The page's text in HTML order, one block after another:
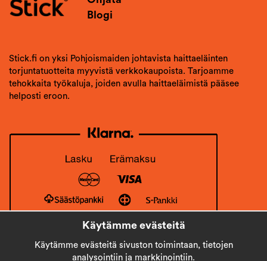
Blogi
Stick.fi on yksi Pohjoismaiden johtavista haittaeläinten
torjuntatuotteita myyvistä verkkokaupoista. Tarjoamme
tehokkaita työkaluja, joiden avulla haittaeläimistä pääsee
helposti eroon.
Käytämme evästeitä
Käytämme evästeitä sivuston toimintaan, tietojen
analysointiin ja markkinointiin.